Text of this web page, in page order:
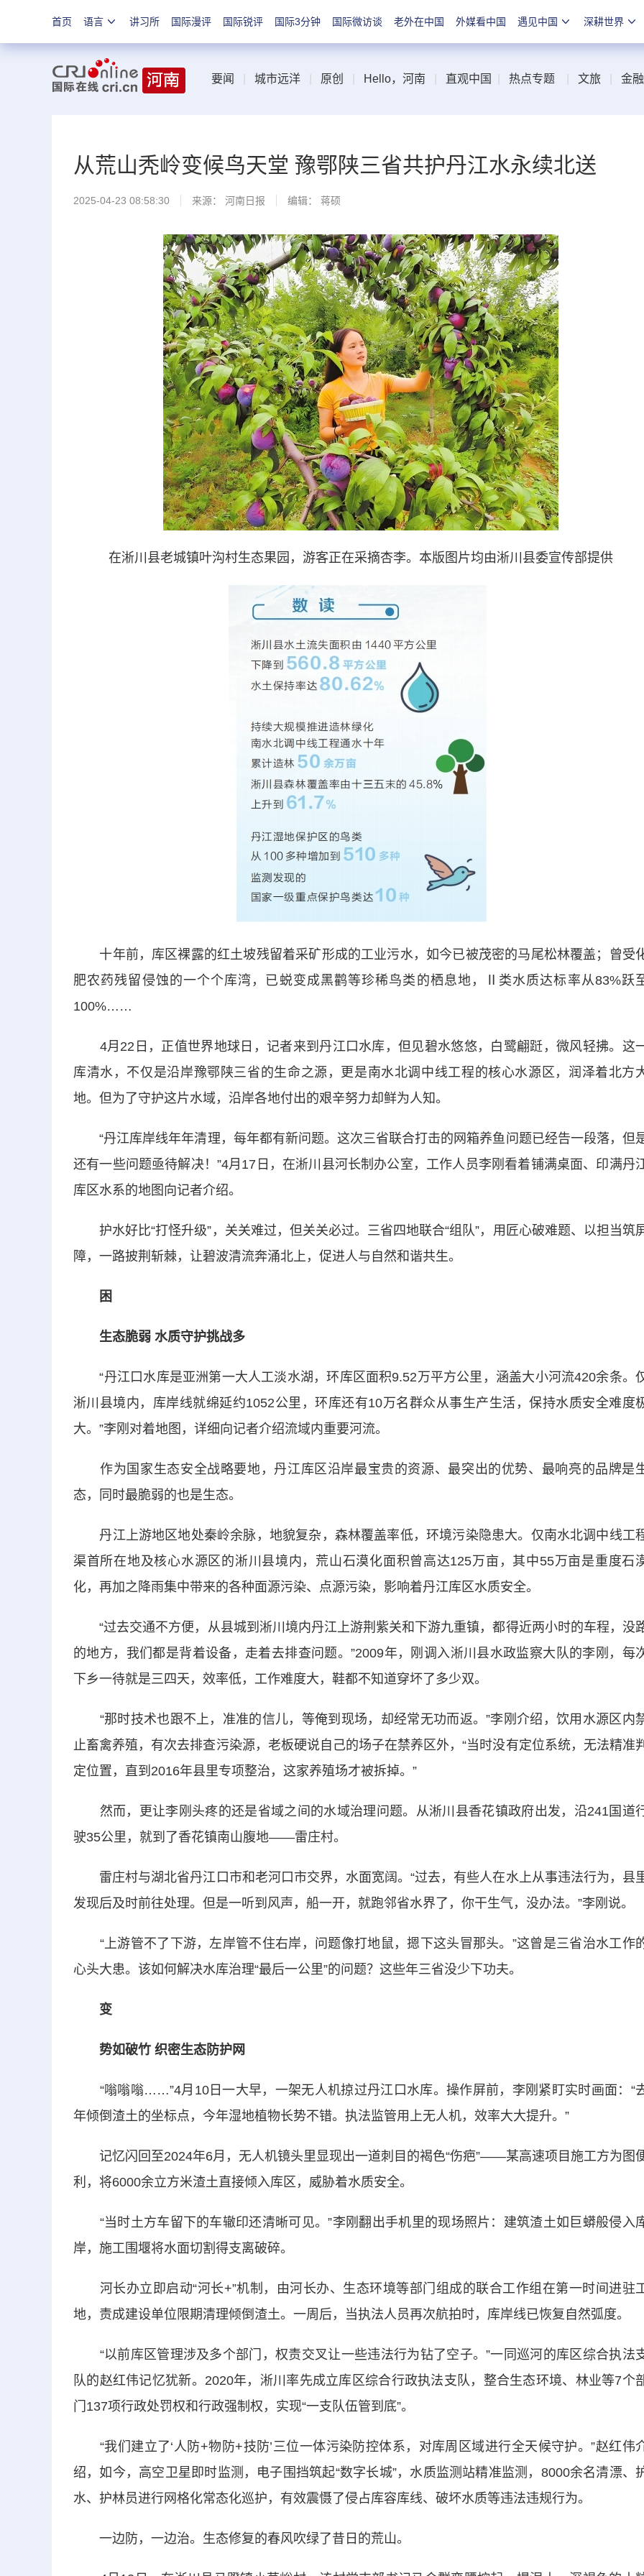
首页 语言 讲习所 国际漫评 国际锐评 国际3分钟 国际微访谈 老外在中国 外媒看中国 遇见中国 深耕世界
要闻 城市远洋 原创 Hello，河南 直观中国 热点专题 文旅 金融
从荒山秃岭变候鸟天堂 豫鄂陕三省共护丹江水永续北送
2025-04-23 08:58:30 来源： 河南日报 编辑： 蒋硕
在淅川县老城镇叶沟村生态果园，游客正在采摘杏李。本版图片均由淅川县委宣传部提供
十年前，库区裸露的红土坡残留着采矿形成的工业污水，如今已被茂密的马尾松林覆盖；曾受
肥农药残留侵蚀的一个个库湾，已蜕变成黑鹳等珍稀鸟类的栖息地，Ⅱ类水质达标率从83%跃
100%……
4月22日，正值世界地球日，记者来到丹江口水库，但见碧水悠悠，白鹭翩跹，微风轻拂。这
库清水，不仅是沿岸豫鄂陕三省的生命之源，更是南水北调中线工程的核心水源区，润泽着北方
地。但为了守护这片水域，沿岸各地付出的艰辛努力却鲜为人知。
“丹江库岸线年年清理，每年都有新问题。这次三省联合打击的网箱养鱼问题已经告一段落，但
还有一些问题亟待解决！”4月17日，在淅川县河长制办公室，工作人员李刚看着铺满桌面、印满丹
库区水系的地图向记者介绍。
护水好比“打怪升级”，关关难过，但关关必过。三省四地联合“组队”，用匠心破难题、以担当筑
障，一路披荆斩棘，让碧波清流奔涌北上，促进人与自然和谐共生。
困
生态脆弱 水质守护挑战多
“丹江口水库是亚洲第一大人工淡水湖，环库区面积9.52万平方公里，涵盖大小河流420余条。
淅川县境内，库岸线就绵延约1052公里，环库还有10万名群众从事生产生活，保持水质安全难度
大。”李刚对着地图，详细向记者介绍流域内重要河流。
作为国家生态安全战略要地，丹江库区沿岸最宝贵的资源、最突出的优势、最响亮的品牌是
态，同时最脆弱的也是生态。
丹江上游地区地处秦岭余脉，地貌复杂，森林覆盖率低，环境污染隐患大。仅南水北调中线工
渠首所在地及核心水源区的淅川县境内，荒山石漠化面积曾高达125万亩，其中55万亩是重度石
化，再加之降雨集中带来的各种面源污染、点源污染，影响着丹江库区水质安全。
“过去交通不方便，从县城到淅川境内丹江上游荆紫关和下游九重镇，都得近两小时的车程，没
的地方，我们都是背着设备，走着去排查问题。”2009年，刚调入淅川县水政监察大队的李刚，每
下乡一待就是三四天，效率低，工作难度大，鞋都不知道穿坏了多少双。
“那时技术也跟不上，准准的信儿，等俺到现场，却经常无功而返。”李刚介绍，饮用水源区内
止畜禽养殖，有次去排查污染源，老板硬说自己的场子在禁养区外，“当时没有定位系统，无法精准判
定位置，直到2016年县里专项整治，这家养殖场才被拆掉。”
然而，更让李刚头疼的还是省域之间的水域治理问题。从淅川县香花镇政府出发，沿241国道
驶35公里，就到了香花镇南山腹地——雷庄村。
雷庄村与湖北省丹江口市和老河口市交界，水面宽阔。“过去，有些人在水上从事违法行为，县
发现后及时前往处理。但是一听到风声，船一开，就跑邻省水界了，你干生气，没办法。”李刚说。
“上游管不了下游，左岸管不住右岸，问题像打地鼠，摁下这头冒那头。”这曾是三省治水工作
心头大患。该如何解决水库治理“最后一公里”的问题？这些年三省没少下功夫。
变
势如破竹 织密生态防护网
“嗡嗡嗡……”4月10日一大早，一架无人机掠过丹江口水库。操作屏前，李刚紧盯实时画面：“
年倾倒渣土的坐标点，今年湿地植物长势不错。执法监管用上无人机，效率大大提升。”
记忆闪回至2024年6月，无人机镜头里显现出一道刺目的褐色“伤疤”——某高速项目施工方为图
利，将6000余立方米渣土直接倾入库区，威胁着水质安全。
“当时土方车留下的车辙印还清晰可见。”李刚翻出手机里的现场照片：建筑渣土如巨蟒般侵入
岸，施工围堰将水面切割得支离破碎。
河长办立即启动“河长+”机制，由河长办、生态环境等部门组成的联合工作组在第一时间进驻
地，责成建设单位限期清理倾倒渣土。一周后，当执法人员再次航拍时，库岸线已恢复自然弧度。
“以前库区管理涉及多个部门，权责交叉让一些违法行为钻了空子。”一同巡河的库区综合执法
队的赵红伟记忆犹新。2020年，淅川率先成立库区综合行政执法支队，整合生态环境、林业等7个
门137项行政处罚权和行政强制权，实现“一支队伍管到底”。
“我们建立了‘人防+物防+技防’三位一体污染防控体系，对库周区域进行全天候守护。”赵红伟
绍，如今，高空卫星即时监测，电子围挡筑起“数字长城”，水质监测站精准监测，8000余名清漂、
水、护林员进行网格化常态化巡护，有效震慑了侵占库容库线、破坏水质等违法违规行为。
一边防，一边治。生态修复的春风吹绿了昔日的荒山。